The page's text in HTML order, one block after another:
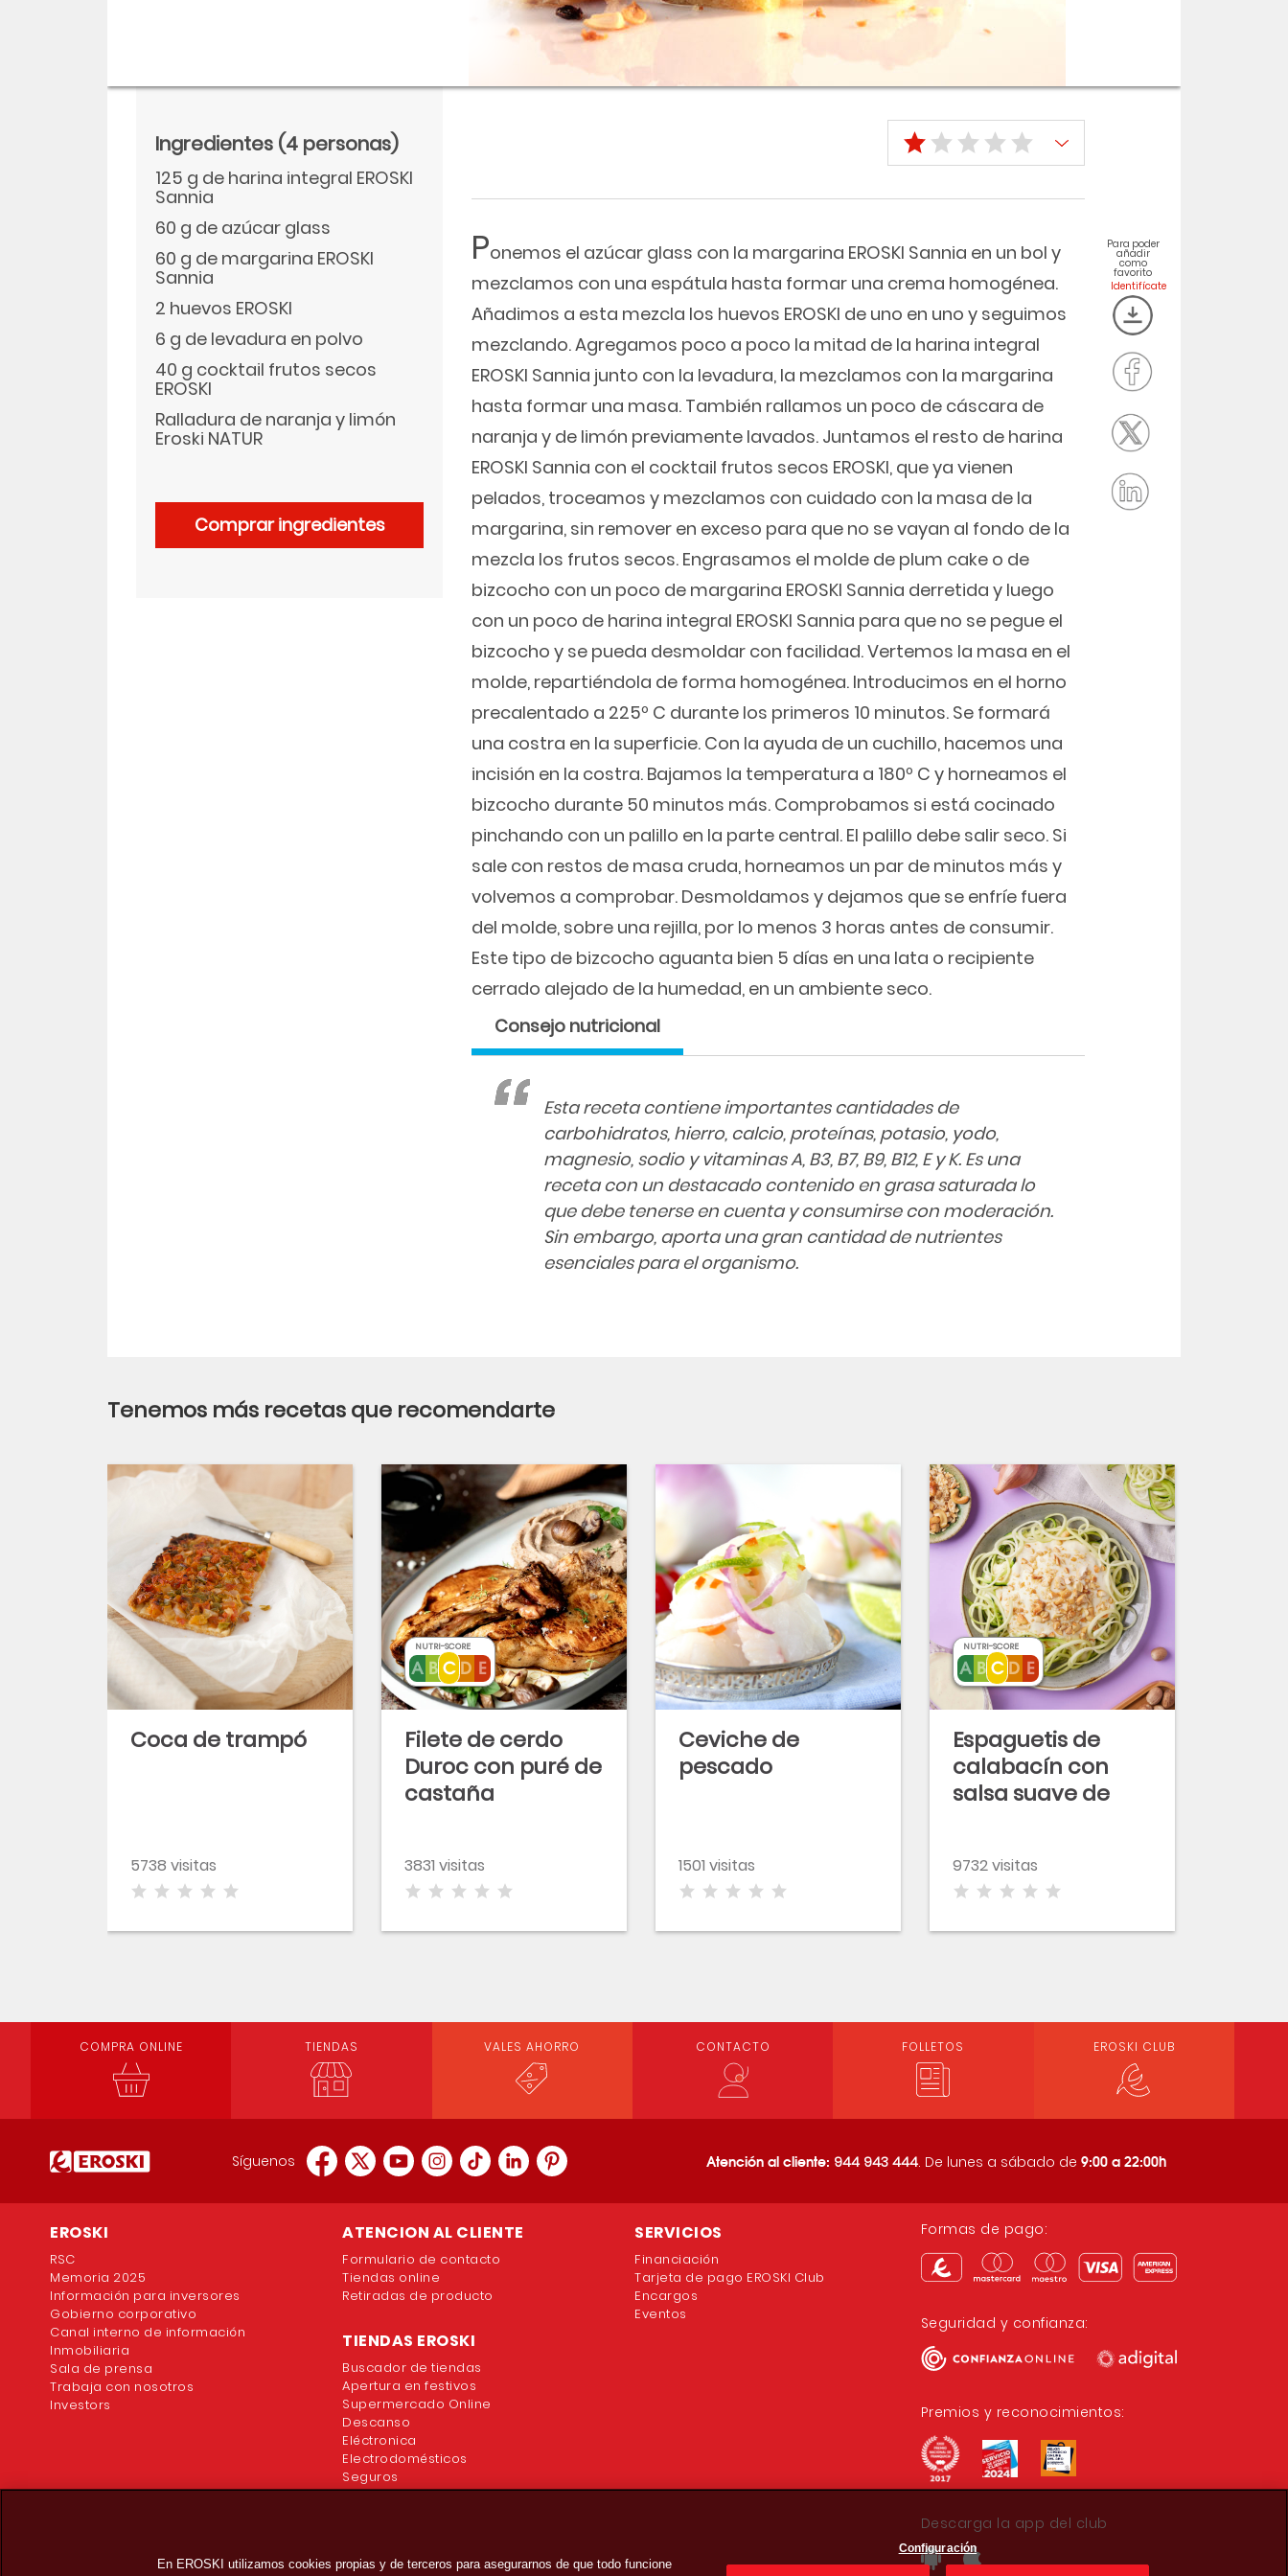
Ponemos el azúcar glass con la margarina EROSKI Sannia en un bol y
mezclamos con una espátula hasta formar una crema homogénea.
Añadimos a esta mezcla los huevos EROSKI de uno en uno y seguimos
mezclando. Agregamos poco a poco la mitad de la harina integral
EROSKI Sannia junto con la levadura, la mezclamos con la margarina
hasta formar una masa. También rallamos un poco de cáscara de
naranja y de limón previamente lavados. Juntamos el resto de harina
EROSKI Sannia con el cocktail frutos secos EROSKI, que ya vienen
pelados, troceamos y mezclamos con cuidado con la masa de la
margarina, sin remover en exceso para que no se vayan al fondo de la
mezcla los frutos secos. Engrasamos el molde de plum cake o de
bizcocho con un poco de margarina EROSKI Sannia derretida y luego
con un poco de harina integral EROSKI Sannia para que no se pegue el
bizcocho y se pueda desmoldar con facilidad. Vertemos la masa en el
molde, repartiéndola de forma homogénea. Introducimos en el horno
precalentado a 225º C durante los primeros 10 minutos. Se formará
una costra en la superficie. Con la ayuda de un cuchillo, hacemos una
incisión en la costra. Bajamos la temperatura a 180º C y horneamos el
bizcocho durante 50 minutos más. Comprobamos si está cocinado
pinchando con un palillo en la parte central. El palillo debe salir seco. Si
sale con restos de masa cruda, horneamos un par de minutos más y
volvemos a comprobar. Desmoldamos y dejamos que se enfríe fuera
del molde, sobre una rejilla, por lo menos 3 horas antes de consumir.
Este tipo de bizcocho aguanta bien 5 días en una lata o recipiente
cerrado alejado de la humedad, en un ambiente seco.
Consejo nutricional
Esta receta contiene importantes cantidades de
carbohidratos, hierro, calcio, proteínas, potasio, yodo,
magnesio, sodio y vitaminas A, B3, B7, B9, B12, E y K. Es una
receta con un destacado contenido en grasa saturada lo
que debe tenerse en cuenta y consumirse con moderación.
Sin embargo, aporta una gran cantidad de nutrientes
esenciales para el organismo.
Para poder
añadir
como
favorito
Ingredientes (4 personas)
125 g de harina integral EROSKI
Sannia
60 g de azúcar glass
60 g de margarina EROSKI
Sannia
2 huevos EROSKI
6 g de levadura en polvo
40 g cocktail frutos secos
EROSKI
Ralladura de naranja y limón
Eroski NATUR
Comprar ingredientes
Tenemos más recetas que recomendarte
Coca de trampó
5738 visitas
Filete de cerdo
Duroc con puré de
castaña
3831 visitas
NUTRI-SCORE
Ceviche de
pescado
1501 visitas
Espaguetis de
calabacín con
salsa suave de
9732 visitas
NUTRI-SCORE
COMPRA ONLINE TIENDAS VALES AHORRO CONTACTO FOLLETOS EROSKI CLUB
Síguenos Atención al cliente: 944 943 444. De lunes a sábado de 9:00 a 22:00h
EROSKI
RSC
Memoria 2025
Información para inversores
Gobierno corporativo
Canal interno de información
Inmobiliaria
Sala de prensa
Trabaja con nosotros
Investors
ATENCION AL CLIENTE
Formulario de contacto
Tiendas online
Retiradas de producto
TIENDAS EROSKI
Buscador de tiendas
Apertura en festivos
Supermercado Online
Descanso
Eléctronica
Electrodomésticos
Seguros
SERVICIOS
Financiación
Tarjeta de pago EROSKI Club
Encargos
Eventos
Formas de pago:
Seguridad y confianza:
Premios y reconocimientos:
Descarga la app del club
En EROSKI utilizamos cookies propias y de terceros para asegurarnos de que todo funcione
Configuración